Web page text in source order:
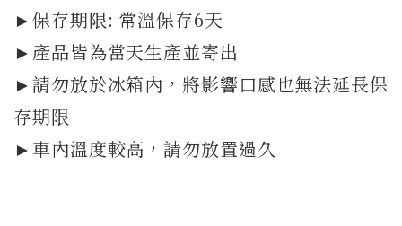
►保存期限: 常溫保存6天
►產品皆為當天生產並寄出
►請勿放於冰箱內，將影響口感也無法延長保
存期限
►車內溫度較高，請勿放置過久